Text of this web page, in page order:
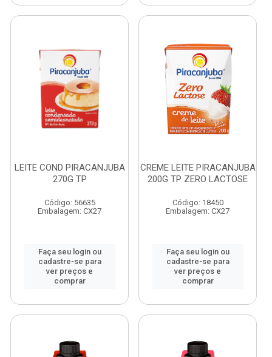
LEITE COND PIRACANJUBA
270G TP
Código: 56635
Embalagem: CX27
Faça seu login ou
cadastre-se para
ver preços e
comprar
CREME LEITE PIRACANJUBA
200G TP ZERO LACTOSE
Código: 18450
Embalagem: CX27
Faça seu login ou
cadastre-se para
ver preços e
comprar